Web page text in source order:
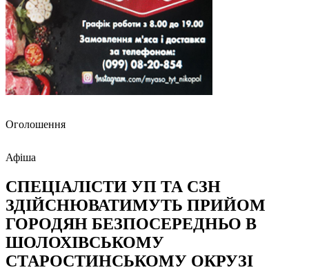
Оголошення
Афіша
СПЕЦІАЛІСТИ УП ТА СЗН
ЗДІЙСНЮВАТИМУТЬ ПРИЙОМ
ГОРОДЯН БЕЗПОСЕРЕДНЬО В
ШОЛОХІВСЬКОМУ
СТАРОСТИНСЬКОМУ ОКРУЗІ